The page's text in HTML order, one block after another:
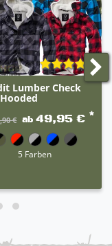
Knopfleiste
Hüfte zum
Lumber Check
€ ab 49,95 € *
5 Farben